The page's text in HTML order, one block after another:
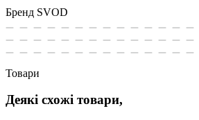
Бренд SVOD
Товари
Деякі схожі товари,